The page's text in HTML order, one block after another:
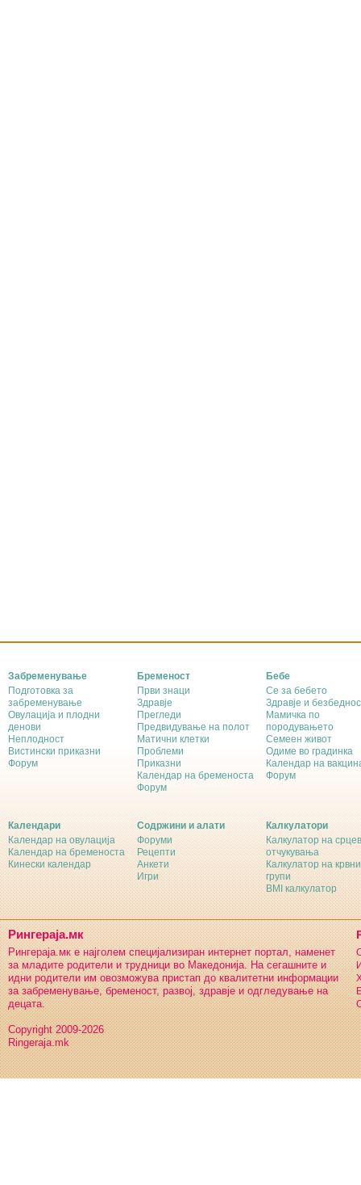
Забременување
Подготовка за
забременување
Овулација и плодни
денови
Неплодност
Вистински приказни
Форум
Бременост
Први знаци
Здравје
Прегледи
Предвидување на полот
Матични клетки
Проблеми
Приказни
Календар на бременоста
Форум
Бебе
Се за бебето
Здравје и
Мамичка по
породувањето
Семеен живот
Одиме во градинка
Календар на
Форум
Календари
Календар на овулација
Календар на бременоста
Кинески календар
Содржини и алати
Форуми
Рецепти
Анкети
Игри
Калкулатори
Калкулатор на
отчукувања
Калкулатор на крвни
групи
BMI калкулатор
Рингераја.мк
Рингераја.мк е најголем специјализиран интернет портал, наменет
за младите родители и трудници во Македонија. На сегашните и
идни родители им овозможува пристап до квалитетни информации
за забременување, бременост, развој, здравје и одгледување на
децата.
Copyright 2009-2026
Ringeraja.mk